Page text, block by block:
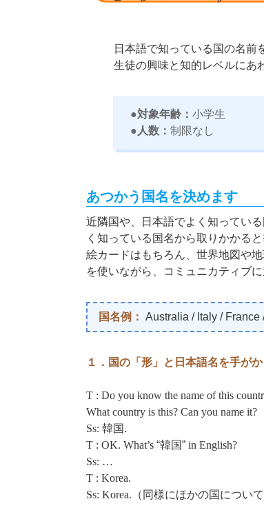
日本語で知っている国の名前
生徒の興味と知的レベルにあ
●対象年齢： 小学生
●人数： 制限なし
あつかう国名を決めます
近隣国や、日本語でよく知ってい
く知っている国名から取りかかると
絵カードはもちろん、世界地図や
を使いながら、コミュニカティブに
国名例： Australia / Italy /
１．国の「形」と日本語名を手が
T : Do you know the name of this
What country is this? Can you name it?
Ss: 韓国.
T : OK. What’s “韓国” in English?
Ss: …
T : Korea.
Ss: Korea. （同様にほかの国につい